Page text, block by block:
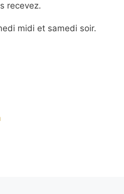
recevez.
midi et samedi soir.